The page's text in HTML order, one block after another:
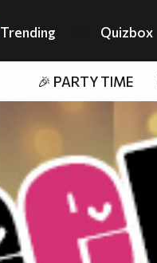
Trending Quizbox
🎉 PARTY TIME